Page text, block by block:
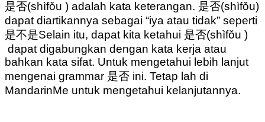
是否(shìfǒu ) adalah kata keterangan. 是否(shìfǒu)
dapat diartikannya sebagai “iya atau tidak” seperti
是不是Selain itu, dapat kita ketahui 是否(shìfǒu )
dapat digabungkan dengan kata kerja atau
bahkan kata sifat. Untuk mengetahui lebih lanjut
mengenai grammar 是否 ini. Tetap lah di
MandarinMe untuk mengetahui kelanjutannya.